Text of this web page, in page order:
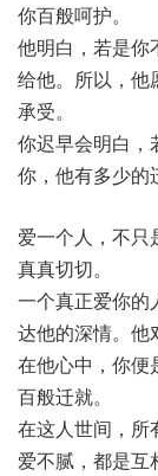
你百般呵护。
他明白，若是你
给他。所以，他
承受。
你迟早会明白，
你，他有多少的
爱一个人，不只
真真切切。
一个真正爱你的
达他的深情。他
在他心中，你便
百般迁就。
在这人世间，所
爱不腻，都是互